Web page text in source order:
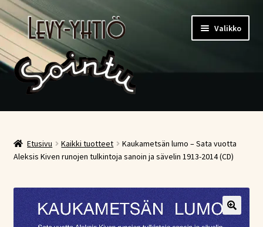
Siirry
navigointiin
Siirry
sisältöön
Valikko
Etusivu
Kauppa
Kassa
Etusivu Kaikki tuotteet
Kaukametsän lumo – Sata vuotta
Aleksis Kiven runojen tulkintoja sanoin ja sävelin 1913-2014 (CD)